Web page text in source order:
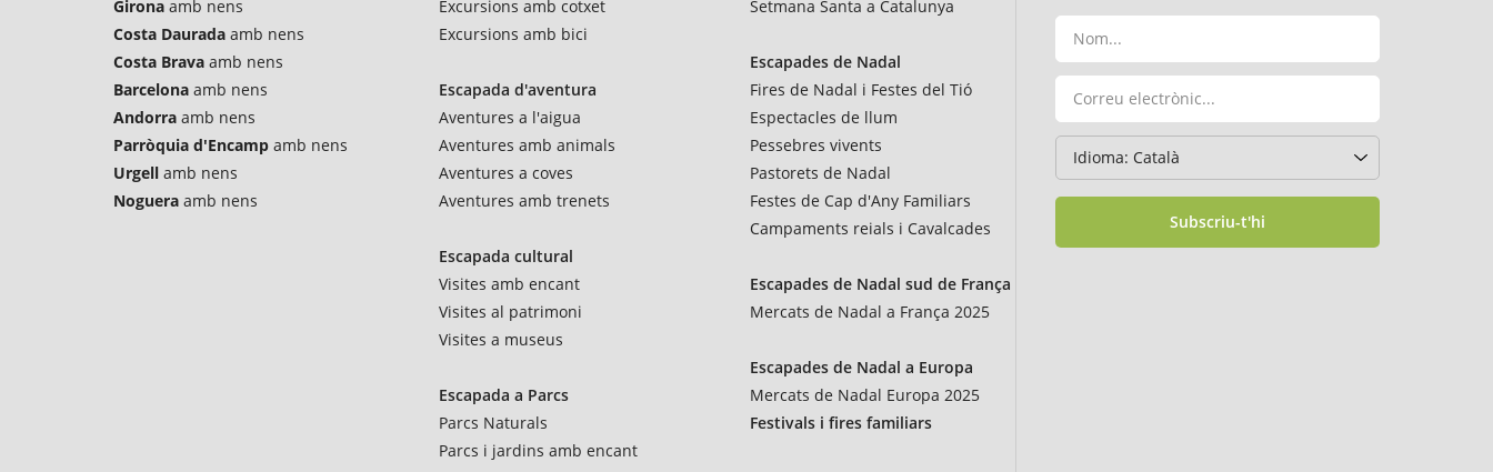
Girona amb nens
Costa Daurada amb nens
Costa Brava amb nens
Barcelona amb nens
Andorra amb nens
Parròquia d'Encamp amb nens
Urgell amb nens
Noguera amb nens
Excursions amb cotxet
Excursions amb bici
Escapada d'aventura
Aventures a l'aigua
Aventures amb animals
Aventures a coves
Aventures amb trenets
Escapada cultural
Visites amb encant
Visites al patrimoni
Visites a museus
Escapada a Parcs
Parcs Naturals
Parcs i jardins amb encant
Setmana Santa a Catalunya
Escapades de Nadal
Fires de Nadal i Festes del Tió
Espectacles de llum
Pessebres vivents
Pastorets de Nadal
Festes de Cap d'Any Familiars
Campaments reials i Cavalcades
Escapades de Nadal sud de França
Mercats de Nadal a França 2025
Escapades de Nadal a Europa
Mercats de Nadal Europa 2025
Festivals i fires familiars
Subscriu-t'hi